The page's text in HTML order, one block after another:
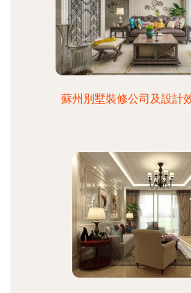
蘇州別墅裝修公司及設計